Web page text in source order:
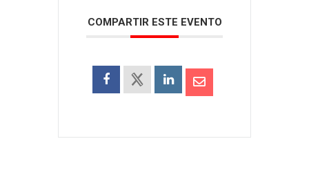
COMPARTIR ESTE EVENTO